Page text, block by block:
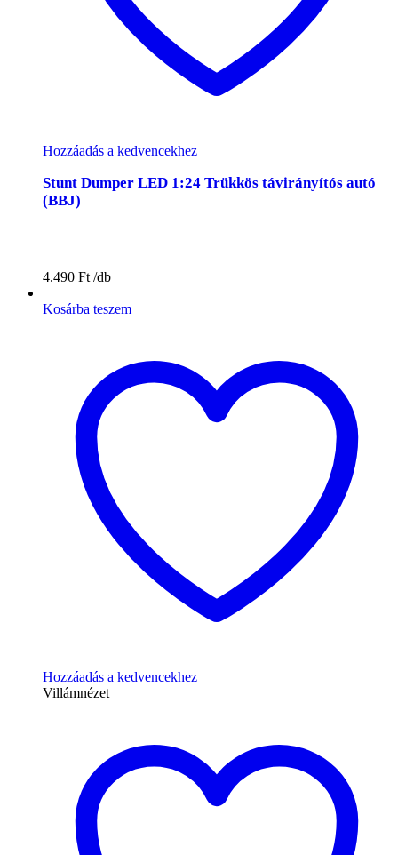
Hozzáadás a kedvencekhez
Stunt Dumper LED 1:24 Trükkös távirányítós autó
(BBJ)
4.490 Ft
Kosárba teszem
Hozzáadás a kedvencekhez
Villámnézet